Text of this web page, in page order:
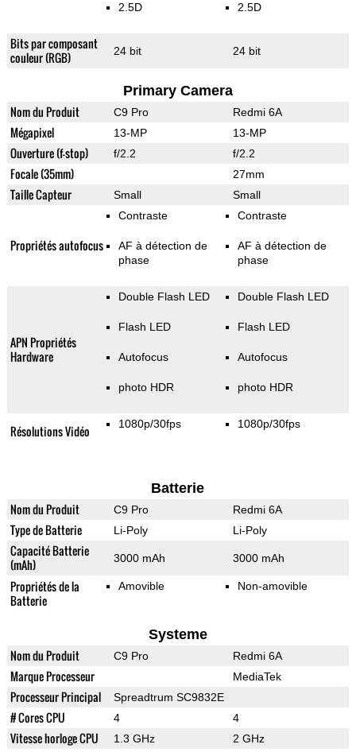
2.5D 2.5D
Bits par composant
couleur (RGB)
24 bit 24 bit
Primary Camera
Nom du Produit C9 Pro Redmi 6A
Mégapixel 13-MP 13-MP
Ouverture (f-stop) f/2.2 f/2.2
Focale (35mm) 27mm
Taille Capteur Small Small
Propriétés autofocus
Contraste
AF à détection de
phase
Contraste
AF à détection de
phase
APN Propriétés
Hardware
Double Flash LED
Flash LED
Autofocus
photo HDR
Double Flash LED
Flash LED
Autofocus
photo HDR
Résolutions Vidéo 1080p/30fps 1080p/30fps
Batterie
Nom du Produit C9 Pro Redmi 6A
Type de Batterie Li-Poly Li-Poly
Capacité Batterie
(mAh)
3000 mAh 3000 mAh
Propriétés de la
Batterie
Amovible Non-amovible
Systeme
Nom du Produit C9 Pro Redmi 6A
Marque Processeur MediaTek
Processeur Principal Spreadtrum SC9832E
# Cores CPU 4 4
Vitesse horloge CPU 1.3 GHz 2 GHz